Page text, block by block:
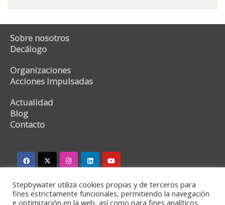
Sobre nosotros
Decálogo
Organizaciones
Acciones Impulsadas
Actualidad
Blog
Contacto
stepbywater@stepbywater.com
Stepbywater utiliza cookies propias y de terceros para
fines estrictamente funcionales, permitiendo la navegación
e optimización en la web, así como para fines analíticos.